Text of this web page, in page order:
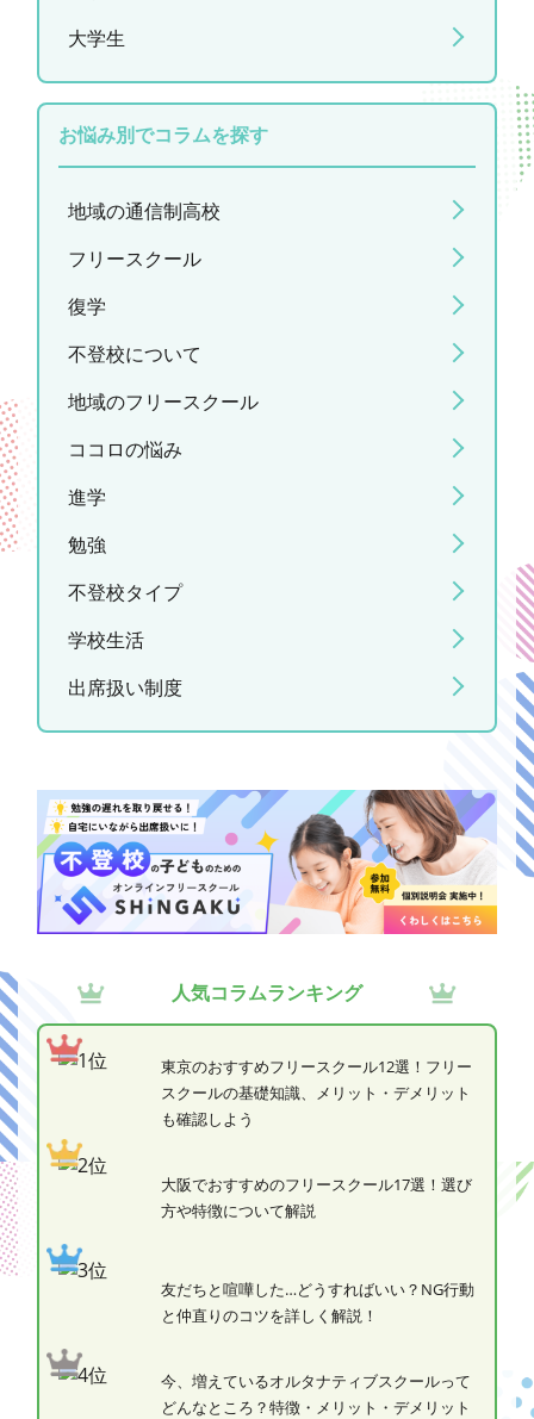
大学生
お悩み別でコラムを探す
地域の通信制高校
フリースクール
復学
不登校について
地域のフリースクール
ココロの悩み
進学
勉強
不登校タイプ
学校生活
出席扱い制度
人気コラムランキング
東京のおすすめフリースクール12選！フリー
スクールの基礎知識、メリット・デメリット
も確認しよう
大阪でおすすめのフリースクール17選！選び
方や特徴について解説
友だちと喧嘩した…どうすればいい？NG行動
と仲直りのコツを詳しく解説！
今、増えているオルタナティブスクールって
どんなところ？特徴・メリット・デメリット